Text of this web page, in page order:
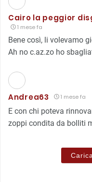
Cairo la peggior
1 mese fa
Bene così, li volevamo
Ah no c.az.zo ho
Andrea63 1 mese fa
E con chi poteva
zoppi condita da bolliti